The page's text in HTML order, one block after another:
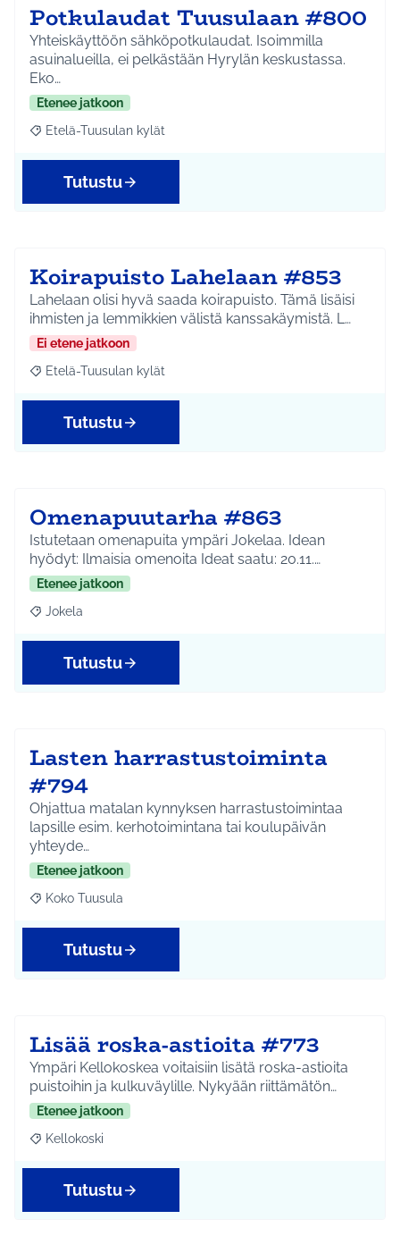
Potkulaudat Tuusulaan #800
Yhteiskäyttöön sähköpotkulaudat. Isoimmilla
asuinalueilla, ei pelkästään Hyrylän keskustassa.
Eko…
Etenee jatkoon
Rajaa tulokset aihepiirin mukaan: Etelä-Tuusulan kylät
Etelä-Tuusulan kylät
Tutustu
Koirapuisto Lahelaan #853
Lahelaan olisi hyvä saada koirapuisto. Tämä lisäisi
ihmisten ja lemmikkien välistä kanssakäymistä. L…
Ei etene jatkoon
Rajaa tulokset aihepiirin mukaan: Etelä-Tuusulan kylät
Etelä-Tuusulan kylät
Tutustu
Omenapuutarha #863
Istutetaan omenapuita ympäri Jokelaa. Idean
hyödyt: Ilmaisia omenoita Ideat saatu: 20.11.…
Etenee jatkoon
Rajaa tulokset aihepiirin mukaan: Jokela
Jokela
Tutustu
Lasten harrastustoiminta
#794
Ohjattua matalan kynnyksen harrastustoimintaa
lapsille esim. kerhotoimintana tai koulupäivän
yhteyde…
Etenee jatkoon
Rajaa tulokset aihepiirin mukaan: Koko Tuusula
Koko Tuusula
Tutustu
Lisää roska-astioita #773
Ympäri Kellokoskea voitaisiin lisätä roska-astioita
puistoihin ja kulkuväylille. Nykyään riittämätön…
Etenee jatkoon
Rajaa tulokset aihepiirin mukaan: Kellokoski
Kellokoski
Tutustu